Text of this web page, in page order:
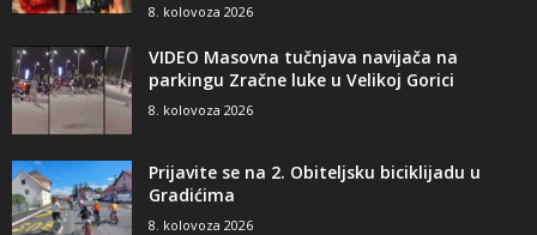
8. kolovoza 2026
VIDEO Masovna tučnjava navijača na
parkingu Zračne luke u Velikoj Gorici
8. kolovoza 2026
Prijavite se na 2. Obiteljsku biciklijadu u
Gradićima
8. kolovoza 2026